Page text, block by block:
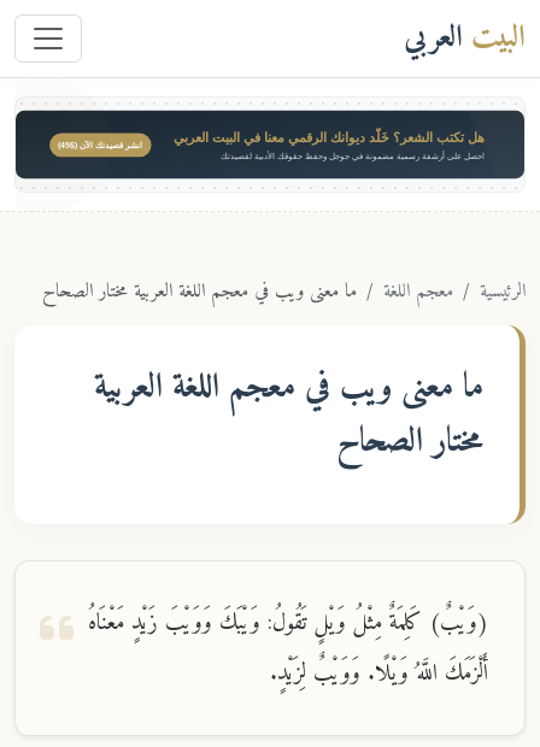
البيت العربي
هل تكتب الشعر؟ خَلّد ديوانك الرقمي معنا في البيت العربي
احصل على أرشفة رسمية مضمونة في جوجل وحفظ حقوقك الأدبية لقصيدتك
انشر قصيدتك الآن ($49)
الرئيسية معجم اللغة ما معنى ويب في معجم اللغة العربية مختار الصحاح
ما معنى ويب في معجم اللغة العربية
مختار الصحاح
(وَيْبٌ) كَلِمَةٌ مِثْلُ وَيْلٍ تَقُولُ: وَيْبَكَ وَوَيْبَ زَيْدٍ مَعْنَاهُ
أَلْزَمَكَ اللَّهُ وَيْلًا. وَوَيْبٌ لِزَيْدٍ.